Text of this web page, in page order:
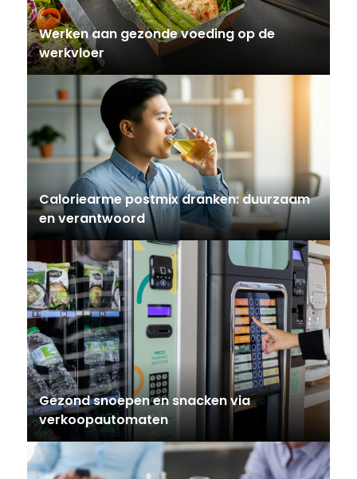
Werken aan gezonde voeding op de
werkvloer
Caloriearme postmix dranken: duurzaam
en verantwoord
Gezond snoepen en snacken via
verkoopautomaten